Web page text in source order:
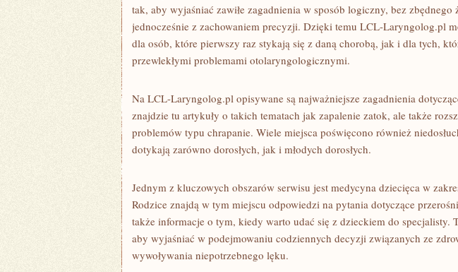
tak, aby wyjaśniać zawiłe zagadnienia w sposób logiczny, bez zbędnego
jednocześnie z zachowaniem precyzji. Dzięki temu LCL-Laryngolog.pl
dla osób, które pierwszy raz stykają się z daną chorobą, jak i dla tych,
przewlekłymi problemami otolaryngologicznymi.
Na LCL-Laryngolog.pl opisywane są najważniejsze zagadnienia
znajdzie tu artykuły o takich tematach jak zapalenie zatok, ale także
problemów typu chrapanie. Wiele miejsca poświęcono również
dotykają zarówno dorosłych, jak i młodych dorosłych.
Jednym z kluczowych obszarów serwisu jest medycyna dziecięca w
Rodzice znajdą w tym miejscu odpowiedzi na pytania dotyczące
także informacje o tym, kiedy warto udać się z dzieckiem do specjalisty.
aby wyjaśniać w podejmowaniu codziennych decyzji związanych ze
wywoływania niepotrzebnego lęku.